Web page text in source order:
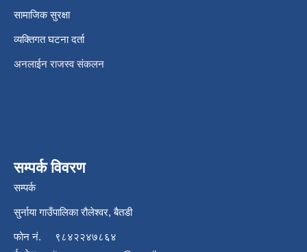
सामाजिक सुरक्षा
व्यक्तिगत घटना दर्ता
अनलाईन राजस्व संकलन
सम्पर्क विवरण
सम्पर्क
सुर्नाया गाउँपालिका रौलेश्वर, बैतडी
फोन नं.
९८४२२४७८६४